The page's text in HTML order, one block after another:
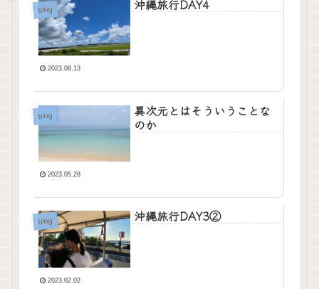
blog 沖縄旅行DAY4
2023.08.13
blog
異次元とはそういうことな
のか
2023.05.28
blog 沖縄旅行DAY3②
2023.02.02